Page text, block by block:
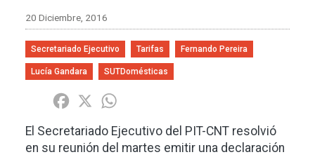
20 Diciembre, 2016
Secretariado Ejecutivo Tarifas Fernando Pereira
Lucía Gandara SUTDomésticas
Share Facebook
X
El Secretariado Ejecutivo del PIT-CNT resolvió
en su reunión del martes emitir una declaración